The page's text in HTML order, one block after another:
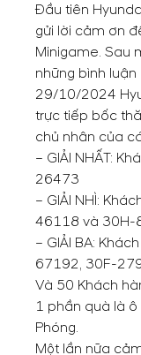
Đầu tiên
gửi lời cảm ơn
Minigame. Sau
những bình
29/10/2024
trực tiếp bốc
chủ nhân của
– GIẢI NHẤT:
26473
– GIẢI NHÌ:
46118 và 30H-
– GIẢI BA:
67192, 30F-
Và 50 Khách
1 phần quà là
Phóng.
Một lần nữa